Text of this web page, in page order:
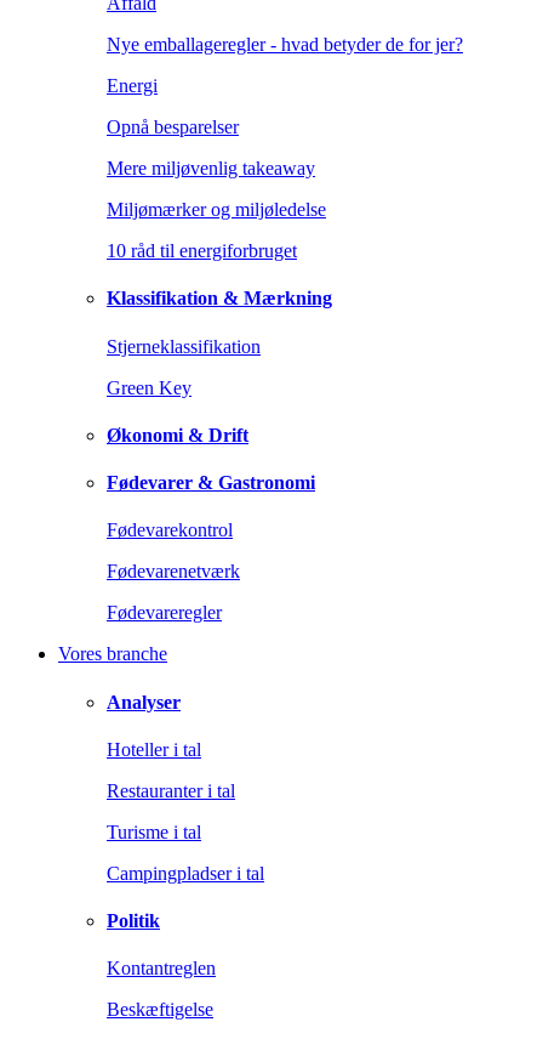
Nye emballageregler - hvad betyder de for jer?
Energi
Opnå besparelser
Mere miljøvenlig takeaway
Miljømærker og miljøledelse
10 råd til energiforbruget
Klassifikation & Mærkning
Stjerneklassifikation
Green Key
Økonomi & Drift
Fødevarer & Gastronomi
Fødevarekontrol
Fødevarenetværk
Fødevareregler
Vores branche
Analyser
Hoteller i tal
Restauranter i tal
Turisme i tal
Campingpladser i tal
Politik
Kontantreglen
Beskæftigelse